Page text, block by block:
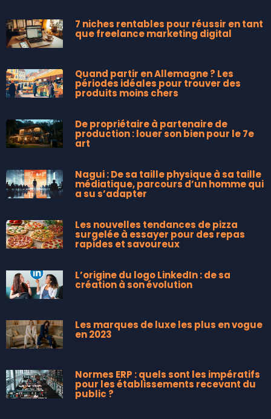
7 niches rentables pour réussir en tant
que freelance marketing digital
Quand partir en Allemagne ? Les
périodes idéales pour trouver des
produits moins chers
De propriétaire à partenaire de
production : louer son bien pour le 7e
art
Nagui : De sa taille physique à sa taille
médiatique, parcours d’un homme qui
a su s’adapter
Les nouvelles tendances de pizza
surgelée à essayer pour des repas
rapides et savoureux
L’origine du logo LinkedIn : de sa
création à son évolution
Les marques de luxe les plus en vogue
en 2023
Normes ERP : quels sont les impératifs
pour les établissements recevant du
public ?